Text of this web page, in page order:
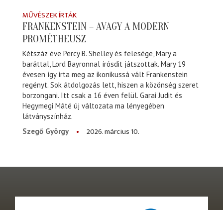
MŰVÉSZEK ÍRTÁK
FRANKENSTEIN – AVAGY A MODERN
PROMÉTHEUSZ
Kétszáz éve Percy B. Shelley és felesége, Mary a
baráttal, Lord Bayronnal írósdit játszottak. Mary 19
évesen így írta meg az ikonikussá vált Frankenstein
regényt. Sok átdolgozás lett, hiszen a közönség szeret
borzongani. Itt csak a 16 éven felül. Garai Judit és
Hegymegi Máté új változata ma lényegében
látványszínház.
Szegő György
2026. március 10.